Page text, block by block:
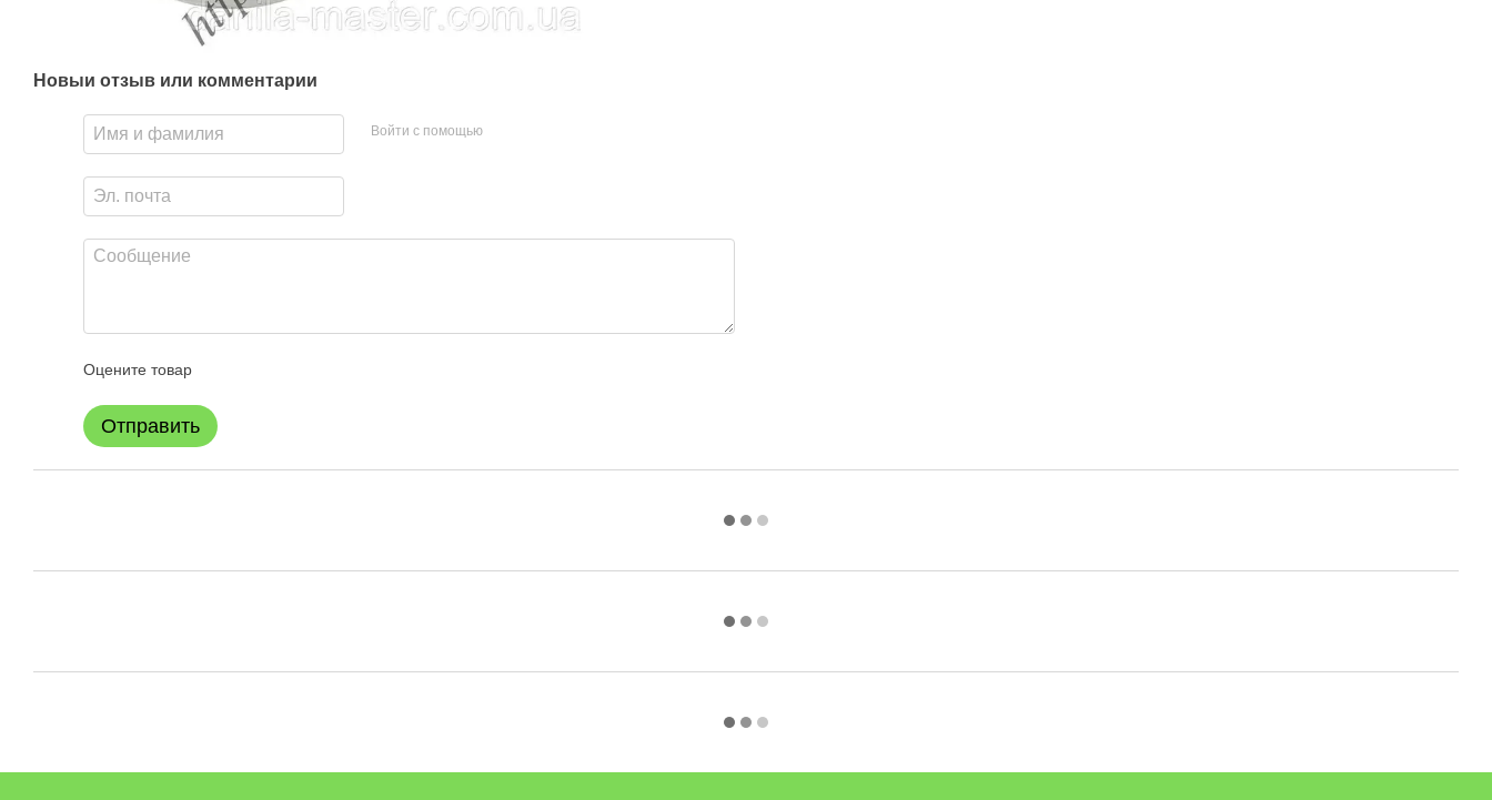
Новый отзыв или комментарий
Войти с помощью
Оцените товар
Отправить